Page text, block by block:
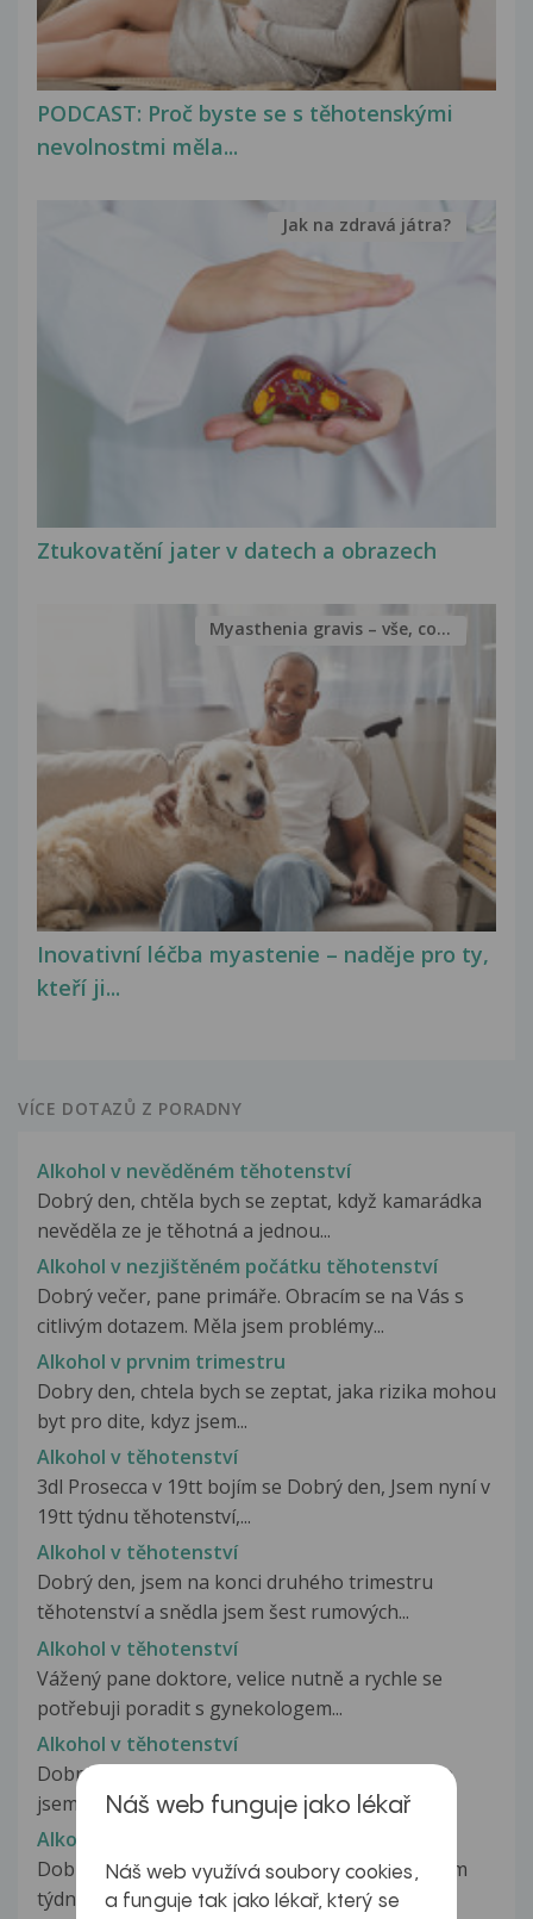
PODCAST: Proč byste se s těhotenskými
nevolnostmi měla...
Ztukovatění jater v datech a obrazech
Jak na zdravá játra?
Inovativní léčba myastenie – naděje pro ty,
kteří ji...
Myasthenia gravis – vše, co...
VÍCE DOTAZŮ Z PORADNY
Alkohol v nevěděném těhotenství
Dobrý den, chtěla bych se zeptat, když kamarádka
nevěděla ze je těhotná a jednou...
Alkohol v nezjištěném počátku těhotenství
Dobrý večer, pane primáře. Obracím se na Vás s
citlivým dotazem. Měla jsem problémy...
Alkohol v prvnim trimestru
Dobry den, chtela bych se zeptat, jaka rizika mohou
byt pro dite, kdyz jsem...
Alkohol v těhotenství
3dl Prosecca v 19tt bojím se Dobrý den, Jsem nyní v
19tt týdnu těhotenství,...
Alkohol v těhotenství
Dobrý den, jsem na konci druhého trimestru
těhotenství a snědla jsem šest rumových...
Alkohol v těhotenství
Vážený pane doktore, velice nutně a rychle se
potřebuji poradit s gynekologem...
Alkohol v těhotenství
Dobrý den, dnesk jsem dle gravitestu zjistila,že
jsem těhotná. Spočítala jsem...
Alkohol v těhotenství
Dobrý den, chtěla bych poprosit o radu. V pátém
týdnu jsem zjistila, že jsem...
Náš web funguje jako lékař
Náš web využívá soubory cookies,
a funguje tak jako lékař, který se